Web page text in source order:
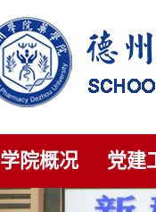
学院概况 党建